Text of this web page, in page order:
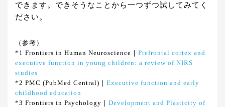
できます。できそうなことから一つずつ試してみてく
ださい。
（参考）
*1 Frontiers in Human Neuroscience｜ Prefrontal cortex and
executive function in young children: a review of NIRS
studies
*2 PMC (PubMed Central)｜ Executive function and early
childhood education
*3 Frontiers in Psychology｜ Development and Plasticity of